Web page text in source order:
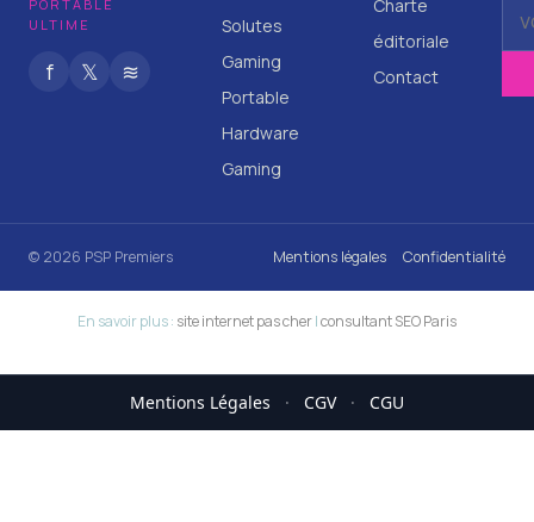
PORTABLE
ULTIME
f 𝕏 ≋
Solutes
Gaming
Portable
Hardware
Gaming
Charte
éditoriale
Contact
© 2026 PSP Premiers Mentions légales Confidentialité
En savoir plus : site internet pas cher|consultant SEO Paris
Mentions Légales · CGV · CGU